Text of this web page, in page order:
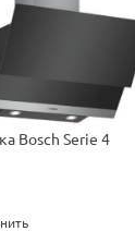
Bosch Serie 4